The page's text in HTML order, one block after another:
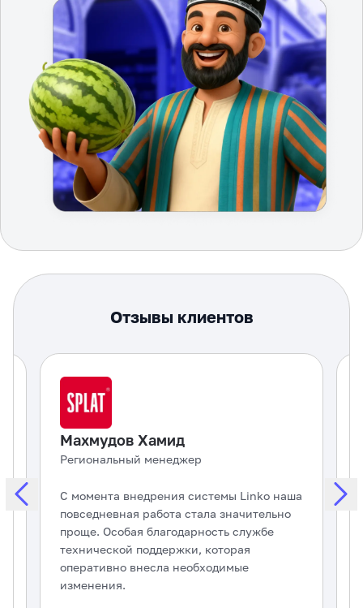
Отзывы клиентов
Махмудов Хамид
Региональный менеджер
С момента внедрения системы Linko наша
повседневная работа стала значительно
проще. Особая благодарность службе
технической поддержки, которая
оперативно внесла необходимые
изменения.